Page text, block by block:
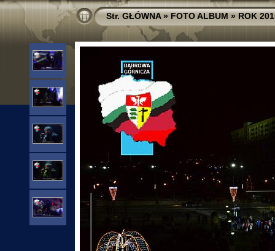
Str. GŁÓWNA»FOTO ALBUM»ROK